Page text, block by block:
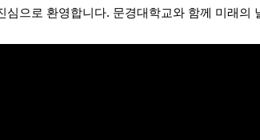
심으로 환영합니다. 문경대학교와 함께 미래의